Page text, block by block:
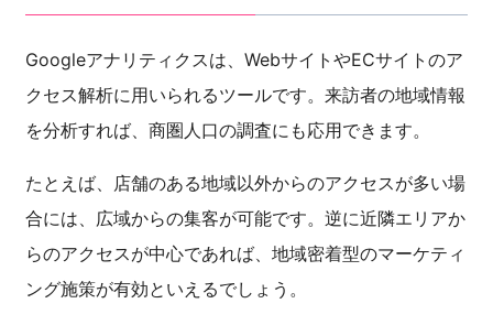
Googleアナリティクスは、WebサイトやECサイトのア
クセス解析に用いられるツールです。来訪者の地域情報
を分析すれば、商圏人口の調査にも応用できます。
たとえば、店舗のある地域以外からのアクセスが多い場
合には、広域からの集客が可能です。逆に近隣エリアか
らのアクセスが中心であれば、地域密着型のマーケティ
ング施策が有効といえるでしょう。